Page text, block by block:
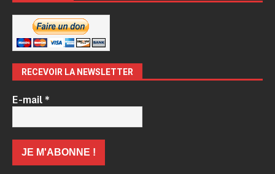
RECEVOIR LA NEWSLETTER
E-mail*